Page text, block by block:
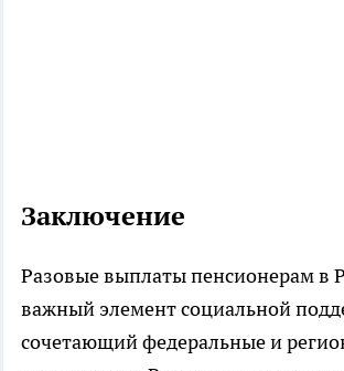
Заключение
Разовые выплаты пенсионерам в
важный элемент социальной
сочетающий федеральные и